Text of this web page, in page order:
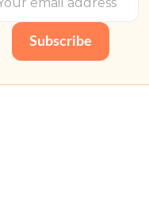
Subscribe